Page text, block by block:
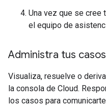
Una vez que se cree
el equipo de
Administra tus casos
Visualiza, resuelve o
la consola de Cloud.
los casos para